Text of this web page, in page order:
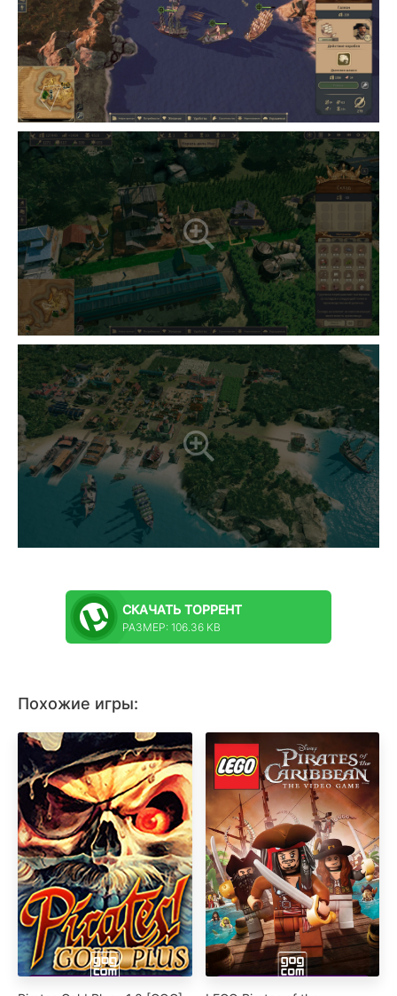
СКАЧАТЬ ТОРРЕНТ
РАЗМЕР: 106.36 KB
Похожие игры: